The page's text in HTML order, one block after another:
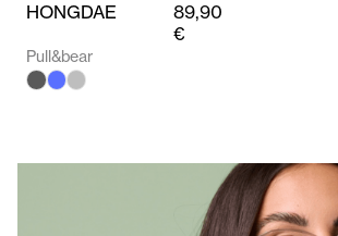
HONGDAE
89,90
€
Pull&bear